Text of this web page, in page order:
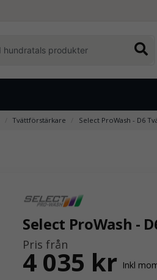
Tvättförstärkare Select ProWash - D6
Select ProWash -
Pris från
4 035 kr Inkl